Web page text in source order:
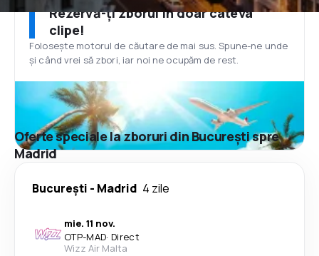
Rezervă-ți zborul în doar câteva
clipe!
Folosește motorul de căutare de mai sus. Spune-ne unde
și când vrei să zbori, iar noi ne ocupăm de rest.
Oferte speciale la zboruri din București spre
Madrid
București - Madrid 4 zile
mie. 11 nov.
OTP-MAD· Direct
Wizz Air Malta